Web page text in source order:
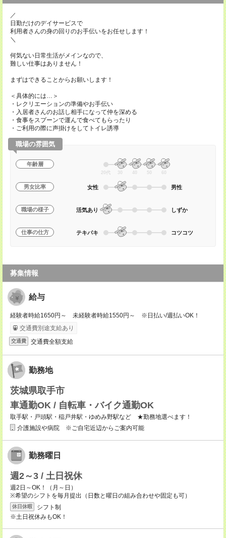
／
日勤だけのデイサービスで
利用者さんの身の回りのお手伝いをお任せします！
＼
何気ない日常生活がメインなので、
難しい仕事はありません！
まずはできることからお願いします！
＜具体的には…＞
・レクリエーションの準備やお手伝い
・入居者さんのお話し相手になって仲を深める
・食事をスプーンで運んで食べてもらったり
・ご利用の際に声掛けをしてトイレ誘導
職場の雰囲気
年齢層
20代 30 40 50 60
男女比率 女性 男性
職場の様子 活気あり しずか
仕事の仕方 テキパキ コツコツ
募集情報
給与
経験者時給1650円～ 未経験者時給1550円～ ※日払い/週払いOK！
交通費別途支給あり
交通費 交通費全額支給
勤務地
茨城県取手市
車通勤OK / 自転車・バイク通勤OK
取手駅・戸頭駅・稲戸井駅・ゆめみ野駅など ★勤務地選べます！
介護施設や病院 ※ご自宅近辺からご案内可能
勤務曜日
週2～3 / 土日祝休
週2日～OK！（月～日）
※希望のシフトを毎月提出（日数と曜日の組み合わせや固定も可）
休日休暇
シフト制
※土日祝休みもOK！